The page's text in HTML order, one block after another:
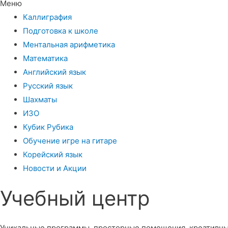
Меню
Каллиграфия
Подготовка к школе
Ментальная арифметика
Математика
Английский язык
Русский язык
Шахматы
ИЗО
Кубик Рубика
Обучение игре на гитаре
Корейский язык
Новости и Акции
Учебный центр​